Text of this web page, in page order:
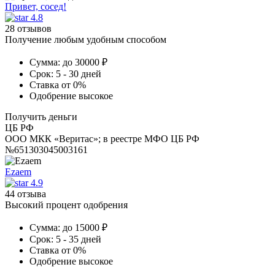
Привет, сосед!
4.8
28 отзывов
Получение любым удобным способом
Сумма: до 30000 ₽
Срок: 5 - 30 дней
Ставка от 0%
Одобрение высокое
Получить деньги
ЦБ РФ
ООО МКК «Веритас»; в реестре МФО ЦБ РФ
№651303045003161
Ezaem
4.9
44 отзыва
Высокий процент одобрения
Сумма: до 15000 ₽
Срок: 5 - 35 дней
Ставка от 0%
Одобрение высокое